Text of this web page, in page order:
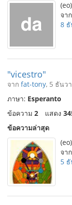
(eo)
จาก
8
"vicestro"
จาก fat-tony, 5 ธันว
ภาษา: Esperanto
ข้อความ 2 แสดง
ข้อความล่าสุด
(eo)
จาก
5